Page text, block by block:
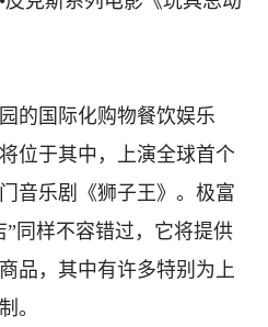
国际化购物餐饮娱乐
位于其中，上演全球首个
音乐剧《狮子王》。极富
同样不容错过，它将提供
品，其中有许多特别为上
。